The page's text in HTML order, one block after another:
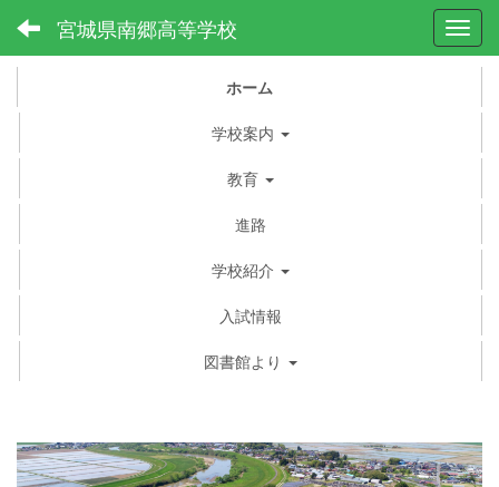
宮城県南郷高等学校
ホーム
学校案内
教育
進路
学校紹介
入試情報
図書館より